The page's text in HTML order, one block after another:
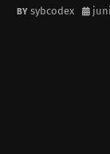
sybcodex